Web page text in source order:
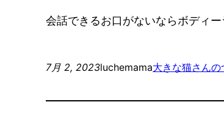
会話できるお口がないならボディ
7月 2, 2023luchemama大きな猫さんの